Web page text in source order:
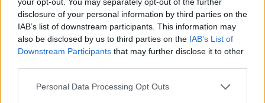
disclosure of your personal information by third parties on the
IAB’s list of downstream participants. This information may
also be disclosed by us to third parties on the IAB’s List of
Downstream Participants that may further disclose it to other
Personal Data Processing Opt Outs
en Hadj Moussa mogen vertrekken
Feyenoord sluit voorbereiding bijna af: dit staat
er nog op het programma
keuze voor Marokko